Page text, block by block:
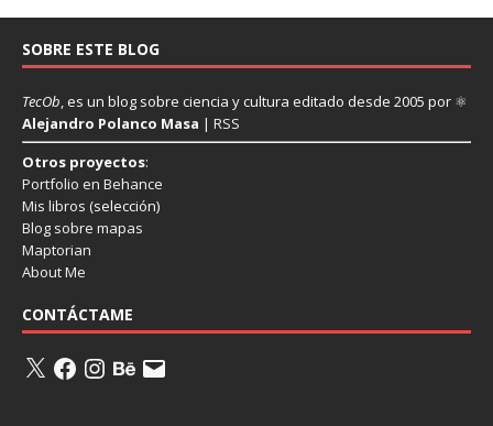
SOBRE ESTE BLOG
TecOb, es un blog sobre ciencia y cultura editado desde 2005 por ⚛
Alejandro Polanco Masa | RSS
Otros proyectos:
Portfolio en Behance
Mis libros (selección)
Blog sobre mapas
Maptorian
About Me
CONTÁCTAME